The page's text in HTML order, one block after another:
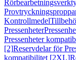
Kontrollmedel
Pressenheter
Pressenheter
[2]Reservdelar för
kompatibilitet [2XL]